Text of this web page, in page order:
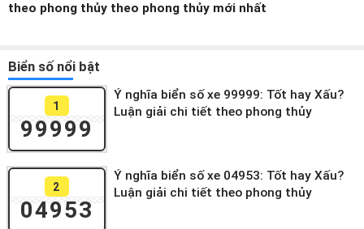
theo phong thủy theo phong thủy mới nhất
Biển số nổi bật
1
99999
Ý nghĩa biển số xe 99999: Tốt hay Xấu?
Luận giải chi tiết theo phong thủy
2
04953
Ý nghĩa biển số xe 04953: Tốt hay Xấu?
Luận giải chi tiết theo phong thủy